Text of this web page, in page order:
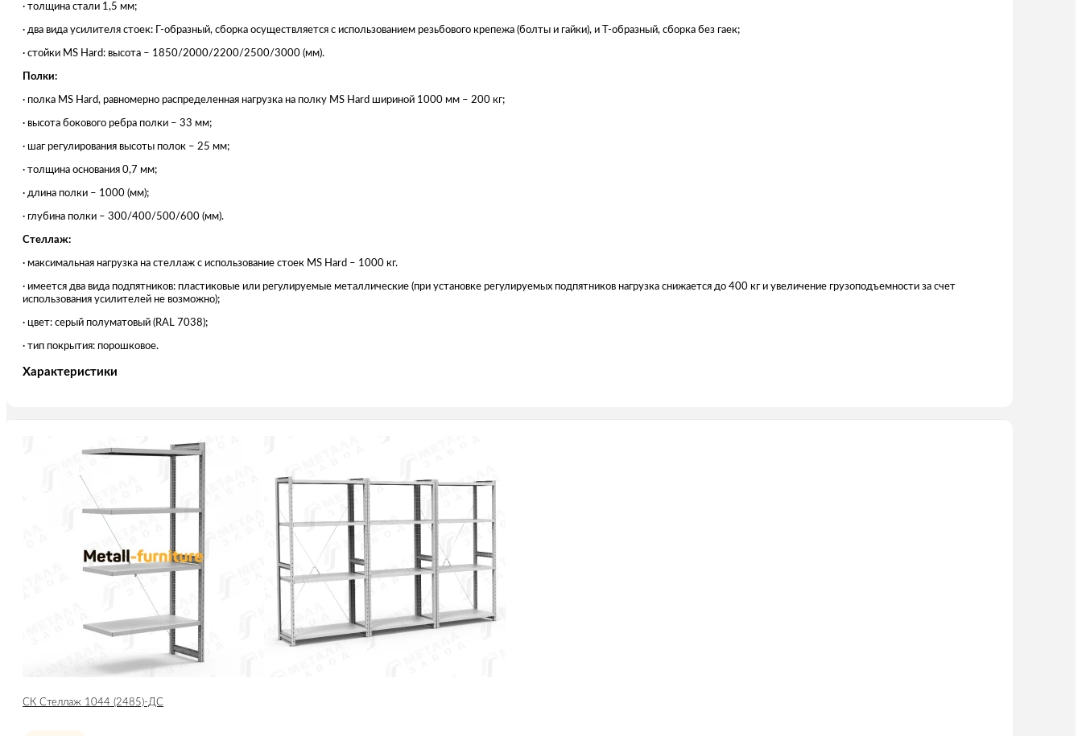
· толщина стали 1,5 мм;
· два вида усилителя стоек: Г-образный, сборка осуществляется с использованием резьбового крепежа (болты и гайки), и Т-образный, сборка без гаек;
· стойки MS Hard: высота – 1850/2000/2200/2500/3000 (мм).
Полки:
· полка MS Hard, равномерно распределенная нагрузка на полку MS Hard шириной 1000 мм – 200 кг;
· высота бокового ребра полки – 33 мм;
· шаг регулирования высоты полок – 25 мм;
· толщина основания 0,7 мм;
· длина полки – 1000 (мм);
· глубина полки – 300/400/500/600 (мм).
Стеллаж:
· максимальная нагрузка на стеллаж с использование стоек MS Hard – 1000 кг.
· имеется два вида подпятников: пластиковые или регулируемые металлические (при установке регулируемых подпятников нагрузка снижается до 400 кг и увеличение грузоподъемности за счет
использования усилителей не возможно);
· цвет: серый полуматовый (RAL 7038);
· тип покрытия: порошковое.
Характеристики
СК Стеллаж 1044 (2485)-ДС